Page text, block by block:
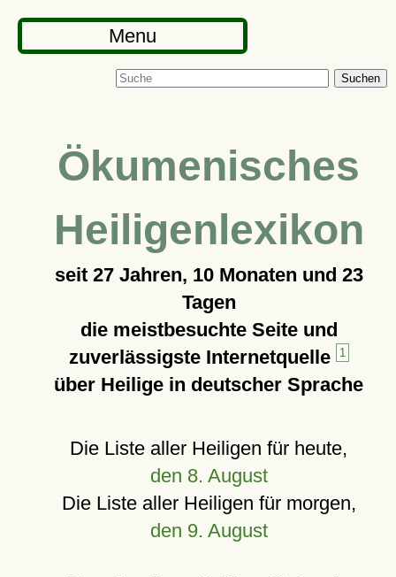
Menu
Suchen
Ökumenisches
Heiligenlexikon
seit 27 Jahren, 10 Monaten und 23
Tagen
die meistbesuchte Seite und
zuverlässigste Internetquelle
1
über Heilige in deutscher Sprache
Die Liste aller Heiligen für heute,
den 8. August
Die Liste aller Heiligen für morgen,
den 9. August